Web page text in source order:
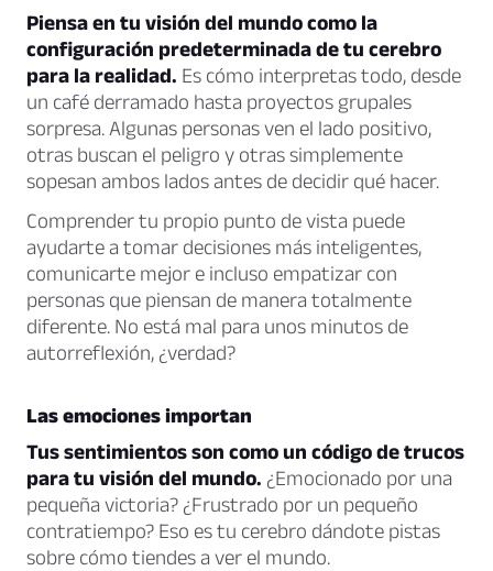
Piensa en tu visión del mundo como la
configuración predeterminada de tu cerebro
para la realidad. Es cómo interpretas todo, desde
un café derramado hasta proyectos grupales
sorpresa. Algunas personas ven el lado positivo,
otras buscan el peligro y otras simplemente
sopesan ambos lados antes de decidir qué hacer.
Comprender tu propio punto de vista puede
ayudarte a tomar decisiones más inteligentes,
comunicarte mejor e incluso empatizar con
personas que piensan de manera totalmente
diferente. No está mal para unos minutos de
autorreflexión, ¿verdad?
Las emociones importan
Tus sentimientos son como un código de trucos
para tu visión del mundo. ¿Emocionado por una
pequeña victoria? ¿Frustrado por un pequeño
contratiempo? Eso es tu cerebro dándote pistas
sobre cómo tiendes a ver el mundo.